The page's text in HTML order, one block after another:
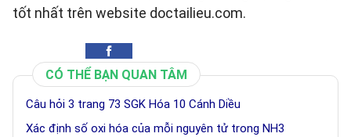
tốt nhất trên website doctailieu.com.
CÓ THỂ BẠN QUAN TÂM
Câu hỏi 3 trang 73 SGK Hóa 10 Cánh Diều
Xác định số oxi hóa của mỗi nguyên tử trong NH3